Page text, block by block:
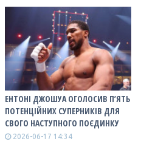
ЕНТОНІ ДЖОШУА ОГОЛОСИВ П’ЯТЬ
ПОТЕНЦІЙНИХ СУПЕРНИКІВ ДЛЯ
СВОГО НАСТУПНОГО ПОЄДИНКУ
2026-06-17 14:34